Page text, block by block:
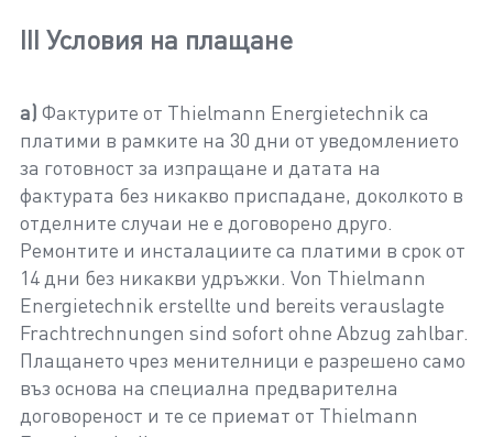
III Условия на плащане
а) Фактурите от Thielmann Energietechnik са
платими в рамките на 30 дни от уведомлението
за готовност за изпращане и датата на
фактурата без никакво приспадане, доколкото в
отделните случаи не е договорено друго.
Ремонтите и инсталациите са платими в срок от
14 дни без никакви удръжки. Von Thielmann
Energietechnik erstellte und bereits verauslagte
Frachtrechnungen sind sofort ohne Abzug zahlbar.
Плащането чрез менителници е разрешено само
въз основа на специална предварителна
договореност и те се приемат от Thielmann